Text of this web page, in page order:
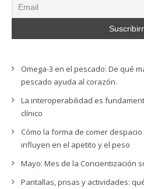
Omega-3 en el pescado: De qué
pescado ayuda al corazón.
La interoperabilidad es
clínico
Cómo la forma de comer
influyen en el apetito y el peso
Mayo: Mes de la Concientización
Pantallas, prisas y actividades: